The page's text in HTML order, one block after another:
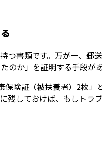
つ書類です。万が一、
のか」を証明する手段が
険証（被扶養者）2枚
残しておけば、もしトラ